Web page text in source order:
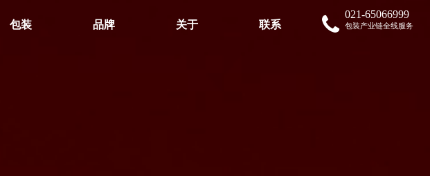
包装 品牌 关于 联系
021-65066999
包装产业链全线服务